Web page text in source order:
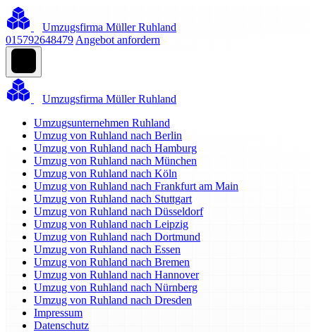
Umzugsfirma Müller Ruhland
015792648479 Angebot anfordern
Umzugsfirma Müller Ruhland
Umzugsunternehmen Ruhland
Umzug von Ruhland nach Berlin
Umzug von Ruhland nach Hamburg
Umzug von Ruhland nach München
Umzug von Ruhland nach Köln
Umzug von Ruhland nach Frankfurt am Main
Umzug von Ruhland nach Stuttgart
Umzug von Ruhland nach Düsseldorf
Umzug von Ruhland nach Leipzig
Umzug von Ruhland nach Dortmund
Umzug von Ruhland nach Essen
Umzug von Ruhland nach Bremen
Umzug von Ruhland nach Hannover
Umzug von Ruhland nach Nürnberg
Umzug von Ruhland nach Dresden
Impressum
Datenschutz